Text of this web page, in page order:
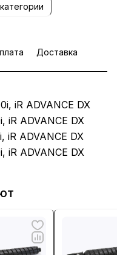
Доставка
iR ADVANCE DX
iR ADVANCE DX
iR ADVANCE DX
iR ADVANCE DX